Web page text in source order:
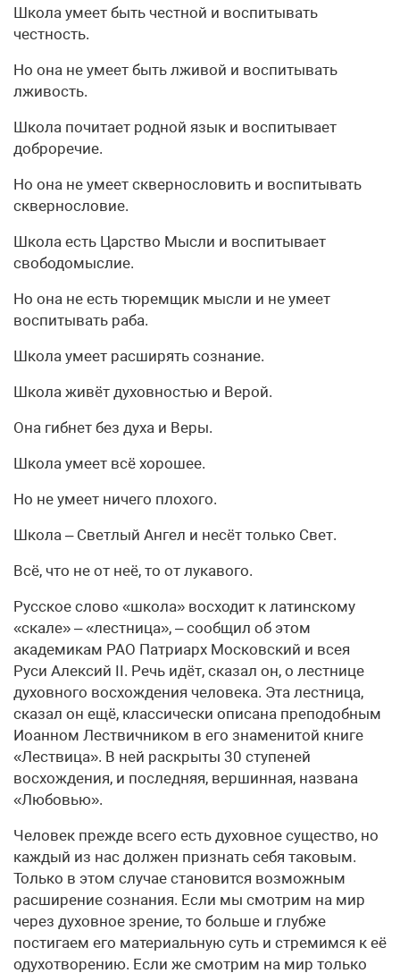
Школа умеет быть честной и воспитывать
честность.
Но она не умеет быть лживой и воспитывать
лживость.
Школа почитает родной язык и воспитывает
доброречие.
Но она не умеет сквернословить и воспитывать
сквернословие.
Школа есть Царство Мысли и воспитывает
свободомыслие.
Но она не есть тюремщик мысли и не умеет
воспитывать раба.
Школа умеет расширять сознание.
Школа живёт духовностью и Верой.
Она гибнет без духа и Веры.
Школа умеет всё хорошее.
Но не умеет ничего плохого.
Школа – Светлый Ангел и несёт только Свет.
Всё, что не от неё, то от лукавого.
Русское слово «школа» восходит к латинскому
«скале» – «лестница», – сообщил об этом
академикам РАО Патриарх Московский и всея
Руси Алексий II. Речь идёт, сказал он, о лестнице
духовного восхождения человека. Эта лестница,
сказал он ещё, классически описана преподобным
Иоанном Лествичником в его знаменитой книге
«Лествица». В ней раскрыты 30 ступеней
восхождения, и последняя, вершинная, названа
«Любовью».
Человек прежде всего есть духовное существо, но
каждый из нас должен признать себя таковым.
Только в этом случае становится возможным
расширение сознания. Если мы смотрим на мир
через духовное зрение, то больше и глубже
постигаем его материальную суть и стремимся к её
одухотворению. Если же смотрим на мир только